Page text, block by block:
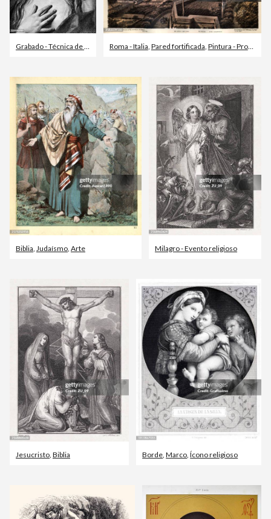
,Santa Magdalena
Roma - Italia Pared fortificada Pintura - Producto artístico
Biblia Judaísmo Arte Milagro - Evento religioso
Jesucristo Biblia Borde ,Marco ,Ícono religioso